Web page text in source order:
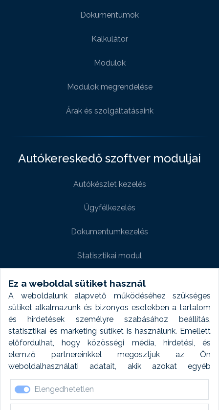
Ez a weboldal sütiket használ
A weboldalunk alapvető működéséhez szükséges
sütiket alkalmazunk és bizonyos esetekben a tartalom
és hirdetések személyre szabásához beállítás,
statisztikai és marketing sütiket is használunk. Emellett
előfordulhat, hogy közösségi média, hirdetési, és
elemző partnereinkkel megosztjuk az Ön
weboldalhasználati adatait, akik azokat egyéb
forrásokból gyűjtött adatokkal kombinálhatják. A sütik
elfogadásával kapcsolatosan naplózást végzünk és
ezen adatokat 6 hónap után automatikusan töröljük. A
Elengedhetetlen
Dokumentumok
Kalkulátor
Modulok
Modulok megrendelése
Árak és szolgáltatásaink
Autókereskedő szoftver moduljai
Autókészlet kezelés
Ügyfélkezelés
Dokumentumkezelés
Statisztikai modul
Weboldal modul
Fényképtár extra modul
Autómosó modul
Feladatütemezés